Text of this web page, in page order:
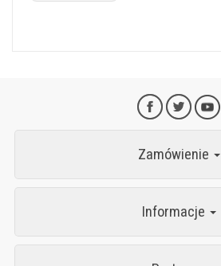
Zamówienie
Informacje